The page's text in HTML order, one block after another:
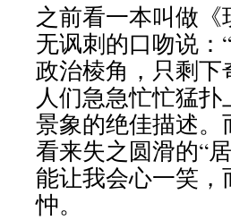
之前看一本叫做
无讽刺的口吻说
政治棱角，只剩
人们急急忙忙猛
景象的绝佳描述
看来失之圆滑的“
能让我会心一笑
忡。